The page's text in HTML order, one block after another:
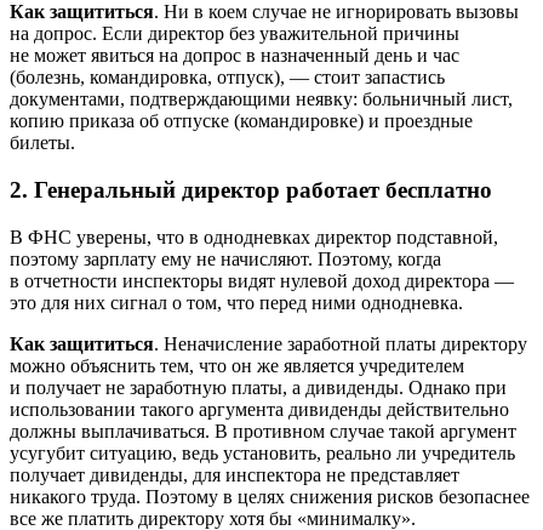
Как защититься. Ни в коем случае не игнорировать вызовы
на допрос. Если директор без уважительной причины
не может явиться на допрос в назначенный день и час
(болезнь, командировка, отпуск), — стоит запастись
документами, подтверждающими неявку: больничный лист,
копию приказа об отпуске (командировке) и проездные
билеты.
2. Генеральный директор работает бесплатно
В ФНС уверены, что в однодневках директор подставной,
поэтому зарплату ему не начисляют. Поэтому, когда
в отчетности инспекторы видят нулевой доход директора —
это для них сигнал о том, что перед ними однодневка.
Как защититься. Неначисление заработной платы директору
можно объяснить тем, что он же является учредителем
и получает не заработную платы, а дивиденды. Однако при
использовании такого аргумента дивиденды действительно
должны выплачиваться. В противном случае такой аргумент
усугубит ситуацию, ведь установить, реально ли учредитель
получает дивиденды, для инспектора не представляет
никакого труда. Поэтому в целях снижения рисков безопаснее
все же платить директору хотя бы «минималку».